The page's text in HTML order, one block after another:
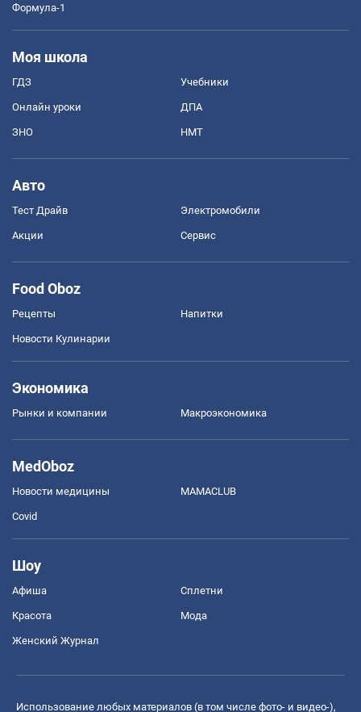
Формула-1
Моя школа
ГДЗ Учебники
Онлайн уроки ДПА
ЗНО НМТ
Авто
Тест Драйв Электромобили
Акции Сервис
Food Oboz
Рецепты Напитки
Новости Кулинарии
Экономика
Рынки и компании Mакроэкономика
MedOboz
Новости медицины MAMACLUB
Covid
Шоу
Афиша Сплетни
Красота Мода
Женский Журнал
Использование любых материалов (в том числе фото- и видео-),